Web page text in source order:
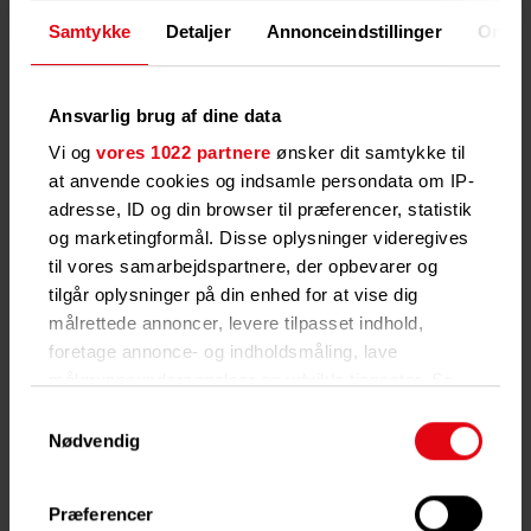
Samtykke Detaljer Annonceindstillinger Om
Ansvarlig brug af dine data
Vi og vores 1022 partnere ønsker dit samtykke til
at anvende cookies og indsamle persondata om IP-
adresse, ID og din browser til præferencer, statistik
og marketingformål. Disse oplysninger videregives
til vores samarbejdspartnere, der opbevarer og
tilgår oplysninger på din enhed for at vise dig
målrettede annoncer, levere tilpasset indhold,
foretage annonce- og indholdsmåling, lave
persondatapolitik. Du kan altid trække dit samtykke
"Cookiedeklaration", eller ved at trykke på "Privacy
trigger" ikonet.
Nødvendig
Præferencer
Sådan læser du din
forbrugsopgørelse
Skal du have penge retur eller
Beboer App. Sådan læser du
Forstå din opgørelse